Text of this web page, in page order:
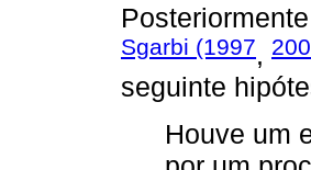
Sgarbi (1997,
seguinte
Houve um